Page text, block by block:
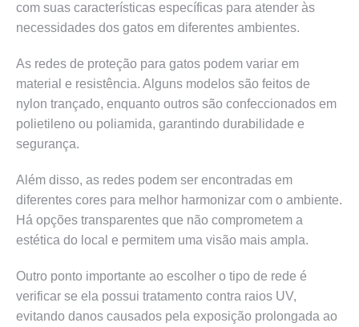
com suas características específicas para atender às
necessidades dos gatos em diferentes ambientes.
As redes de proteção para gatos podem variar em
material e resistência. Alguns modelos são feitos de
nylon trançado, enquanto outros são confeccionados em
polietileno ou poliamida, garantindo durabilidade e
segurança.
Além disso, as redes podem ser encontradas em
diferentes cores para melhor harmonizar com o ambiente.
Há opções transparentes que não comprometem a
estética do local e permitem uma visão mais ampla.
Outro ponto importante ao escolher o tipo de rede é
verificar se ela possui tratamento contra raios UV,
evitando danos causados pela exposição prolongada ao